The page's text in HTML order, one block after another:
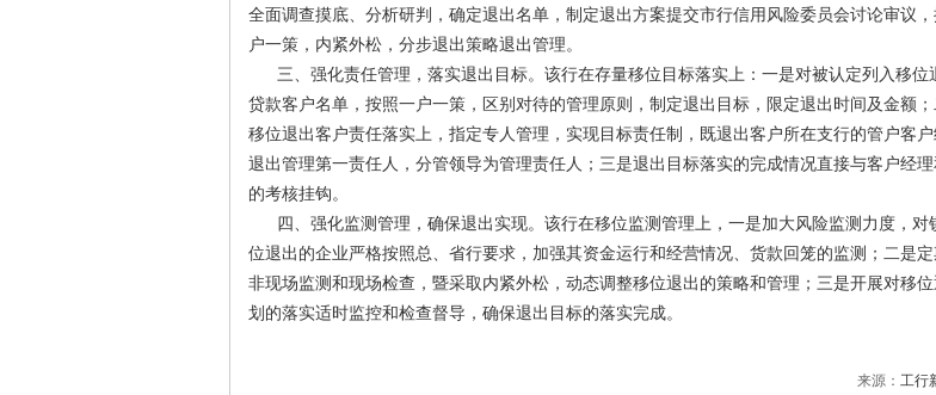
全面调查摸底、分析研判，确定退出名单，制定退出方案提交市行信用风险委员会讨论审议
户一策，内紧外松，分步退出策略退出管理。
三、强化责任管理，落实退出目标。该行在存量移位目标落实上：一是对被认定列入移位
贷款客户名单，按照一户一策，区别对待的管理原则，制定退出目标，限定退出时间及金额
移位退出客户责任落实上，指定专人管理，实现目标责任制，既退出客户所在支行的管户客
退出管理第一责任人，分管领导为管理责任人；三是退出目标落实的完成情况直接与客户经
的考核挂钩。
四、强化监测管理，确保退出实现。该行在移位监测管理上，一是加大风险监测力度，对
位退出的企业严格按照总、省行要求，加强其资金运行和经营情况、货款回笼的监测；二是
非现场监测和现场检查，暨采取内紧外松，动态调整移位退出的策略和管理；三是开展对移
划的落实适时监控和检查督导，确保退出目标的落实完成。
来源： 工行